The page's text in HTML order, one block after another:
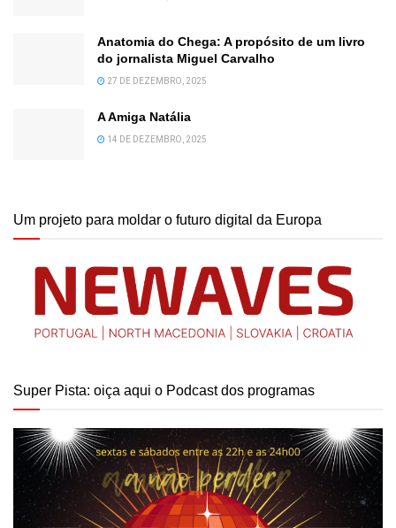
Anatomia do Chega: A propósito de um livro
do jornalista Miguel Carvalho
27 DE DEZEMBRO, 2025
A Amiga Natália
14 DE DEZEMBRO, 2025
Um projeto para moldar o futuro digital da Europa
Super Pista: oiça aqui o Podcast dos programas